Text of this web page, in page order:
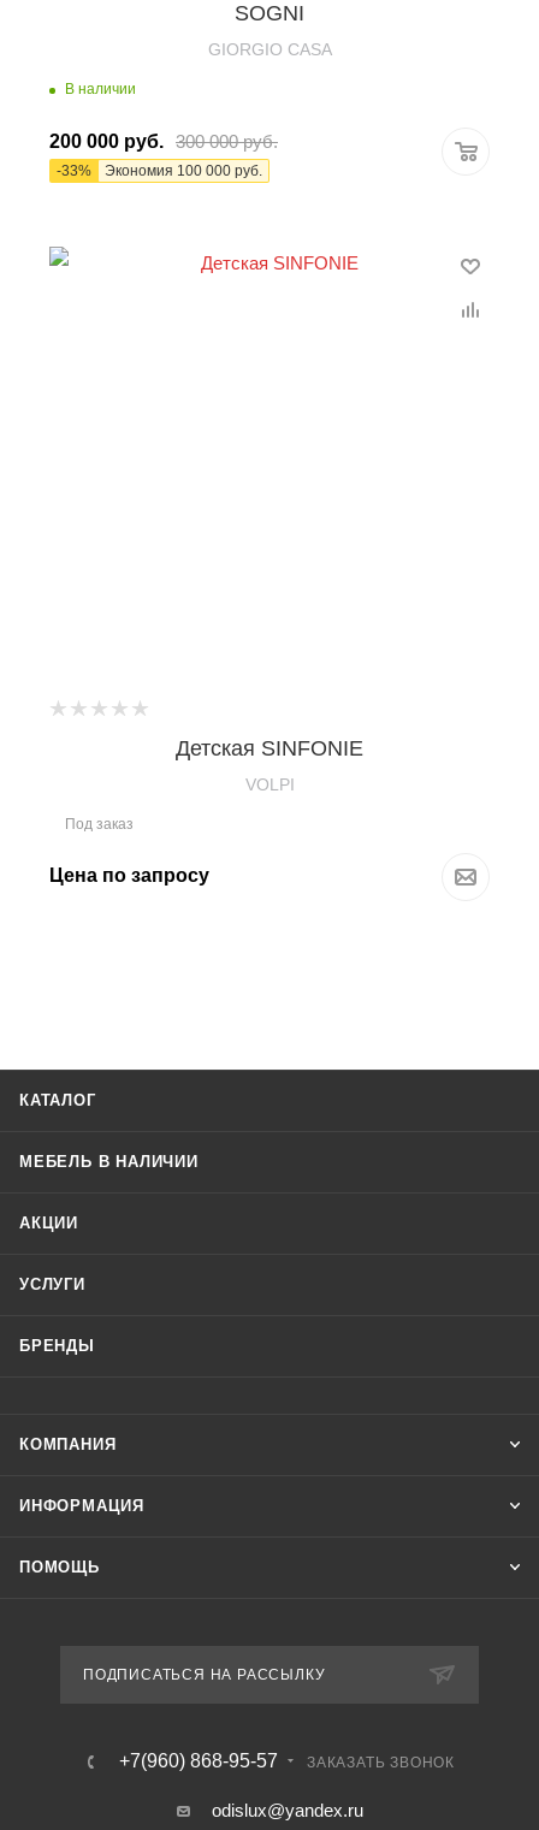
SOGNI
GIORGIO CASA
В наличии
200 000 руб. 300 000руб.
-33% Экономия 100 000 руб.
Детская SINFONIE
VOLPI
Под заказ
Цена по запросу
КАТАЛОГ
МЕБЕЛЬ В НАЛИЧИИ
АКЦИИ
УСЛУГИ
БРЕНДЫ
КОМПАНИЯ
ИНФОРМАЦИЯ
ПОМОЩЬ
ПОДПИСАТЬСЯ НА РАССЫЛКУ
+7(960) 868-95-57 ЗАКАЗАТЬ ЗВОНОК
odislux@yandex.ru